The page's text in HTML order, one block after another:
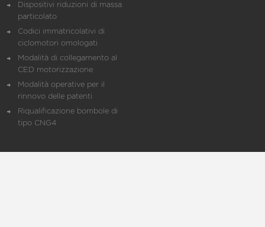
Dispositivi riduzioni di massa
particolato
Codici immatricolativi di
ciclomotori omologati
Modalità di collegamento al
CED motorizzazione
Modalità operative per il
rinnovo delle patenti
Riqualificazione bombole di
tipo CNG4